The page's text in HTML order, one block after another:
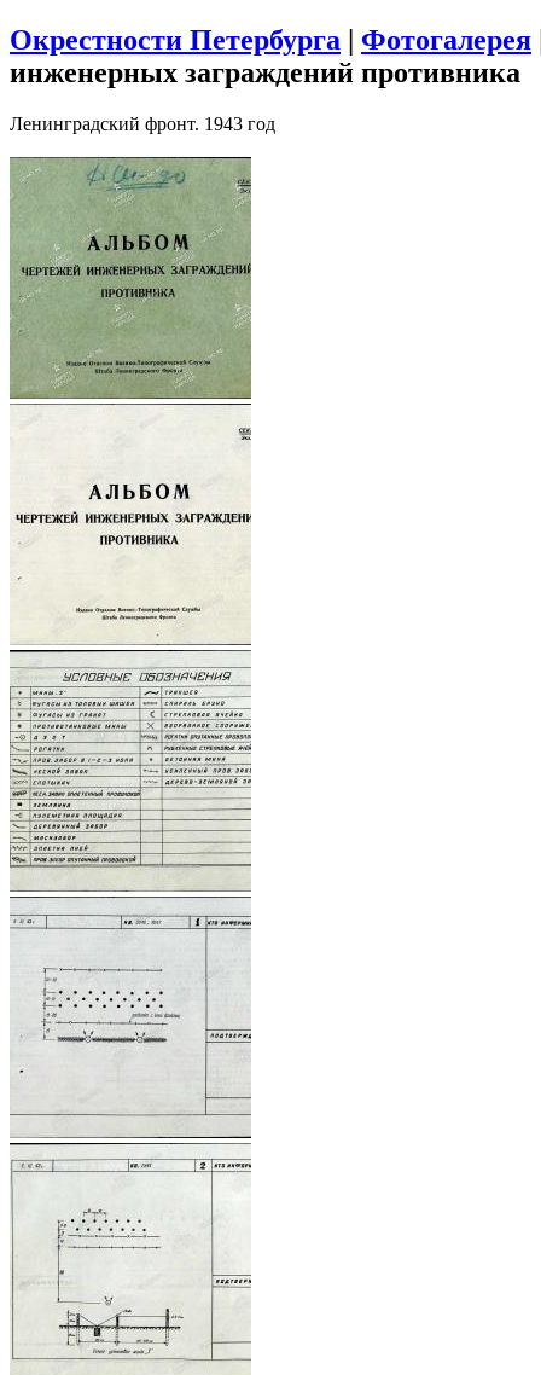
Окрестности Петербурга | Фотогалерея
инженерных заграждений противника
Ленинградский фронт. 1943 год